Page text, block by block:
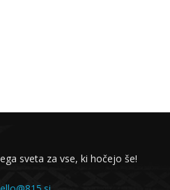
sveta za vse, ki hočejo še!